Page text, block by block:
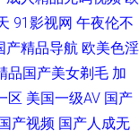
91网在线看 超碰人人
国产 超碰91吃瓜 福利
91影视网 午夜伦不
产精品导航 欧美色淫
品国产美女剃毛 加
区 美国一级AV 国产
产视频 国产人成无